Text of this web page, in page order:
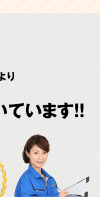
り
ています!!